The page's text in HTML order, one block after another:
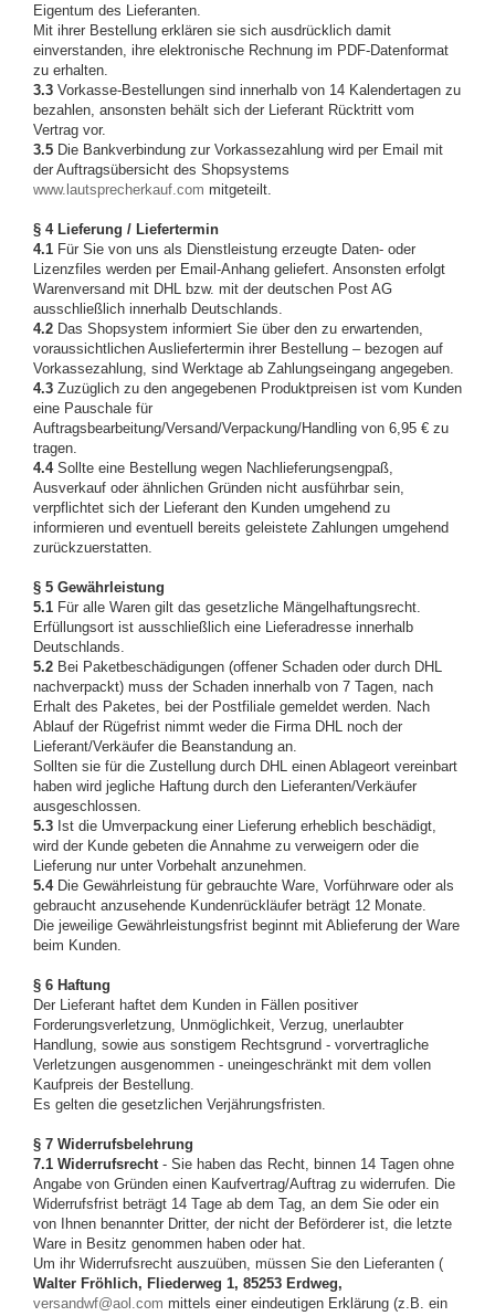
Eigentum des Lieferanten.
Mit ihrer Bestellung erklären sie sich ausdrücklich damit
einverstanden, ihre elektronische Rechnung im PDF-Datenformat
zu erhalten.
3.3 Vorkasse-Bestellungen sind innerhalb von 14 Kalendertagen zu
bezahlen, ansonsten behält sich der Lieferant Rücktritt vom
Vertrag vor.
3.5 Die Bankverbindung zur Vorkassezahlung wird per Email mit
der Auftragsübersicht des Shopsystems
www.lautsprecherkauf.com mitgeteilt.
§ 4 Lieferung / Liefertermin
4.1 Für Sie von uns als Dienstleistung erzeugte Daten- oder
Lizenzfiles werden per Email-Anhang geliefert. Ansonsten erfolgt
Warenversand mit DHL bzw. mit der deutschen Post AG
ausschließlich innerhalb Deutschlands.
4.2 Das Shopsystem informiert Sie über den zu erwartenden,
voraussichtlichen Ausliefertermin ihrer Bestellung – bezogen auf
Vorkassezahlung, sind Werktage ab Zahlungseingang angegeben.
4.3 Zuzüglich zu den angegebenen Produktpreisen ist vom Kunden
eine Pauschale für
Auftragsbearbeitung/Versand/Verpackung/Handling von 6,95 € zu
tragen.
4.4Sollte eine Bestellung wegen Nachlieferungsengpaß,
Ausverkauf oder ähnlichen Gründen nicht ausführbar sein,
verpflichtet sich der Lieferant den Kunden umgehend zu
informieren und eventuell bereits geleistete Zahlungen umgehend
zurückzuerstatten.
§ 5 Gewährleistung
5.1 Für alle Waren gilt das gesetzliche Mängelhaftungsrecht.
Erfüllungsort ist ausschließlich eine Lieferadresse innerhalb
Deutschlands.
5.2 Bei Paketbeschädigungen (offener Schaden oder durch DHL
nachverpackt) muss der Schaden innerhalb von 7 Tagen, nach
Erhalt des Paketes, bei der Postfiliale gemeldet werden. Nach
Ablauf der Rügefrist nimmt weder die Firma DHL noch der
Lieferant/Verkäufer die Beanstandung an.
Sollten sie für die Zustellung durch DHL einen Ablageort vereinbart
haben wird jegliche Haftung durch den Lieferanten/Verkäufer
ausgeschlossen.
5.3 Ist die Umverpackung einer Lieferung erheblich beschädigt,
wird der Kunde gebeten die Annahme zu verweigern oder die
Lieferung nur unter Vorbehalt anzunehmen.
5.4Die Gewährleistung für gebrauchte Ware, Vorführware oder als
gebraucht anzusehende Kundenrückläufer beträgt 12 Monate.
Die jeweilige Gewährleistungsfrist beginnt mit Ablieferung der Ware
beim Kunden.
§ 6 Haftung
Der Lieferant haftet dem Kunden in Fällen positiver
Forderungsverletzung, Unmöglichkeit, Verzug, unerlaubter
Handlung, sowie aus sonstigem Rechtsgrund - vorvertragliche
Verletzungen ausgenommen - uneingeschränkt mit dem vollen
Kaufpreis der Bestellung.
Es gelten die gesetzlichen Verjährungsfristen.
§ 7 Widerrufsbelehrung
7.1 Widerrufsrecht - Sie haben das Recht, binnen 14 Tagen ohne
Angabe von Gründen einen Kaufvertrag/Auftrag zu widerrufen. Die
Widerrufsfrist beträgt 14 Tage ab dem Tag, an dem Sie oder ein
von Ihnen benannter Dritter, der nicht der Beförderer ist, die letzte
Ware in Besitz genommen haben oder hat.
Um ihr Widerrufsrecht auszuüben, müssen Sie den Lieferanten (
Walter Fröhlich, Fliederweg 1, 85253 Erdweg,
versandwf@aol.com mittels einer eindeutigen Erklärung (z.B. ein